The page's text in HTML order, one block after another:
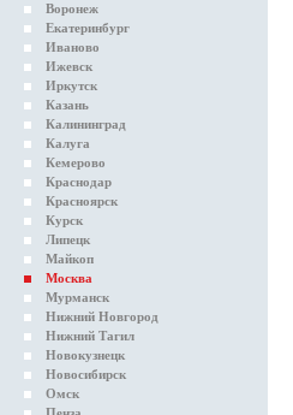
Воронеж
Екатеринбург
Иваново
Ижевск
Иркутск
Казань
Калининград
Калуга
Кемерово
Краснодар
Красноярск
Курск
Липецк
Майкоп
Москва
Мурманск
Нижний Новгород
Нижний Тагил
Новокузнецк
Новосибирск
Омск